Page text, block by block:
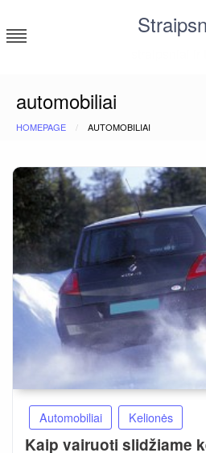
to
content
automobiliai
HOMEPAGE AUTOMOBILIAI
Automobiliai Kelionės
Kaip vairuoti slidžiame